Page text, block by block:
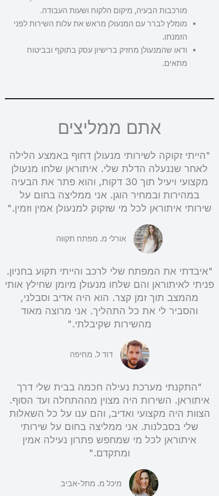
מורכבות הבעיה, מיקום הלקוח ושעות העבודה.
מומלץ לברר עם המנעולן מראש את עלות השירות לפני
הזמנתו.
ודאו שהמנעולן מחזיק ברישיון עסק בתוקף ובביטוח
מתאים.
אתם ממליצים
"הייתי זקוקה לשירותי מנעולן דחוף באמצע הלילה
לאחר שננעלה הדלת שלי. איתוראן שלחו מנעולן
מקצועי ויעיל תוך 30 דקות, והוא פתר את הבעיה
במהירות ובמחיר הוגן. אני ממליצה בחום על
שירותי איתוראן לכל מי שזקוק למנעולן אמין וזמין."
אורלי מ. מפתח תקווה
"איבדתי את המפתח שלי לרכב והייתי תקוע בחניון.
פניתי לאיתוראן והם שלחו מנעולן מיומן שחילץ אותי
מהמצב תוך זמן קצר. הוא היה אדיב וסבלני,
והסביר לי את כל התהליך. אני מרוצה מאוד
מהשירות שקיבלתי."
דוד ל. מחיפה
"התקנתי מערכת נעילה חכמה בבית שלי דרך
איתוראן. השירות היה מצוין מההתחלה ועד הסוף.
הצוות היה מקצועי ואדיב, והם ענו על כל השאלות
שלי בסבלנות. אני ממליצה בחום על שירותי
איתוראן לכל מי שמחפש פתרון נעילה אמין
ומתקדם."
מיכל מ. מתל-אביב